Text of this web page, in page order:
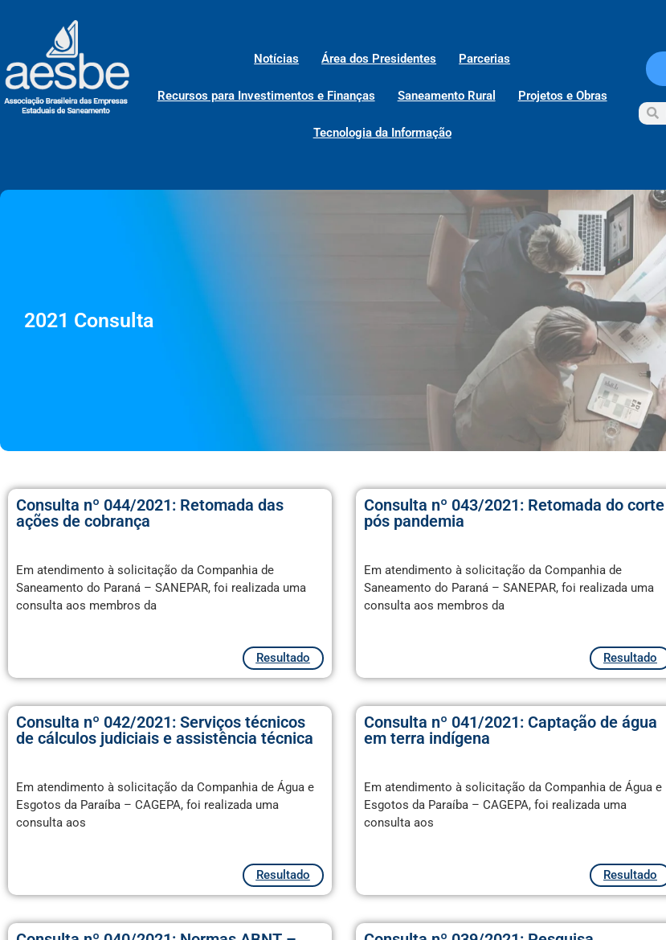
Notícias Área dos Presidentes Parcerias
Recursos para Investimentos e Finanças Saneamento Rural Projetos e Obras
Tecnologia da Informação
2021 Consulta
Consulta nº 044/2021: Retomada das
ações de cobrança
Em atendimento à solicitação da Companhia de
Saneamento do Paraná – SANEPAR, foi realizada uma
consulta aos membros da
Resultado
Consulta nº 043/2021: Retomada do corte
pós pandemia
Em atendimento à solicitação da Companhia de
Saneamento do Paraná – SANEPAR, foi realizada uma
consulta aos membros da
Resultado
Consulta nº 042/2021: Serviços técnicos
de cálculos judiciais e assistência técnica
Em atendimento à solicitação da Companhia de Água e
Esgotos da Paraíba – CAGEPA, foi realizada uma
consulta aos
Resultado
Consulta nº 041/2021: Captação de água
em terra indígena
Em atendimento à solicitação da Companhia de Água e
Esgotos da Paraíba – CAGEPA, foi realizada uma
consulta aos
Resultado